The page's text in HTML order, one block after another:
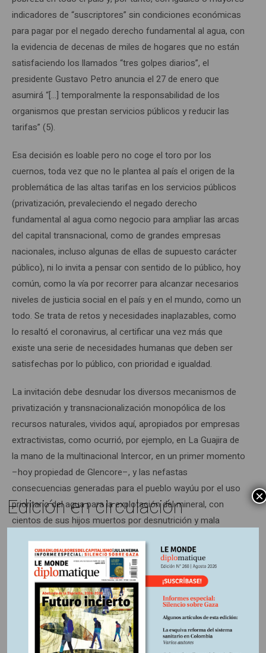
indicadores de “suscriptores” sin condiciones económicas
para pagar por el negado derecho fundamental al agua, con
la evidencia de decenas de miles de hogares que no están
satisfaciendo los llamados “tres golpes diarios”, el
presidente Gustavo Petro anuncia el 27 de enero que
asumirá “[…] temporalmente la responsabilidad de los
organismos que prestan servicios públicos y reducir las
tarifas” (5).
Esa decisión es loable pero no coge el toro por los
cuernos, toda vez que no le plantea al país el origen de la
problemática de las altas tarifas en los servicios públicos
(privatización, prevaleciendo el negado derecho
fundamental al agua como negocio para ampliar las arcas
del capital transnacional, como de grandes empresas
nacionales, incluso algunas de ellas de supuesto carácter
público), ni lo invita a pensar con sentido de lo público, hoy
común, como la vía por recorrer para alcanzar necesarios
niveles de justicia social en el país y en el mundo, como un
todo. Se trata de retos y necesidades inaplazables, como
lo resaltó el coronavirus, al certificar una vez más que
existe una serie de necesidades humanas que deben ser
satisfechas por lo público, con prioridad e igualdad.
La invitación debe desnudar los diversos mecanismos de
privatización y transnacionalización monopólica de los
recursos naturales, vividos aquí, apropiados por empresas
extractivistas, como ocurrió, por ejemplo, en La Guajira de
la mano de la multinacional Intercor, en un primer momento
–hoy propiedad de Glencore–, y las nefastas
consecuencias generadas para el pueblo wayúu por el uso
prioritario del agua para la explotación del mineral, con
cientos de sus hijos muertos por desnutrición y mala
Igualmente, la invitación ha de extenderse también por
acaparamiento de agua de la mano de las empresas de
bebidas azucaradas y productoras de comestibles
ultraprocesados, demandantes unas y otras de
significativas cantidades de agua, al punto que una
empresa como Postobón declaró en el 2020 haber
Edición en circulación ×